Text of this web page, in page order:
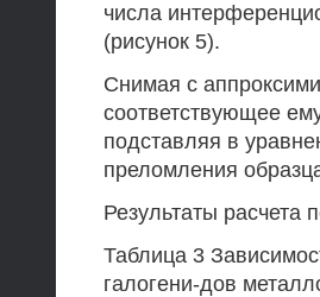
числа
(рисунок 5).
Снимая с
соответствующее
подставляя в
преломления
Результаты
Таблица 3
галогени-дов